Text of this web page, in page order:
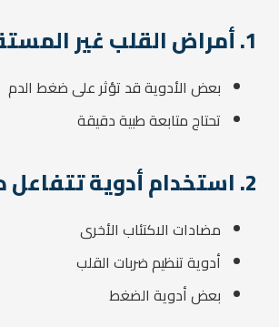
1. أمراض القلب غير المستقرة
بعض الأدوية قد تؤثر على ضغط الدم
تحتاج متابعة طبية دقيقة
2. استخدام أدوية تتفاعل دوائيًا
مضادات الاكتئاب الأخرى
أدوية تنظيم ضربات القلب
بعض أدوية الضغط